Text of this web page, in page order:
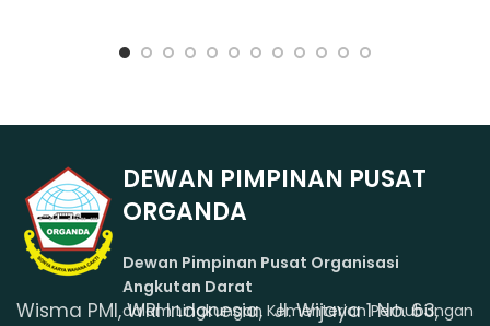
DEWAN PIMPINAN PUSAT
ORGANDA
Dewan Pimpinan Pusat Organisasi
Angkutan Darat
dalam Lingkungan Kementerian Perhubungan
Wisma PMI, WRI Indonesia, Jl. Wijaya 1 No. 63,